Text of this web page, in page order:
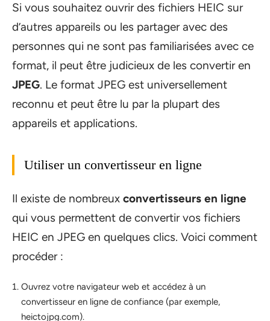
Si vous souhaitez ouvrir des fichiers HEIC sur
d’autres appareils ou les partager avec des
personnes qui ne sont pas familiarisées avec ce
format, il peut être judicieux de les convertir en
JPEG. Le format JPEG est universellement
reconnu et peut être lu par la plupart des
appareils et applications.
Utiliser un convertisseur en ligne
Il existe de nombreux convertisseurs en ligne
qui vous permettent de convertir vos fichiers
HEIC en JPEG en quelques clics. Voici comment
procéder :
Ouvrez votre navigateur web et accédez à un
convertisseur en ligne de confiance (par exemple,
heictojpg.com).